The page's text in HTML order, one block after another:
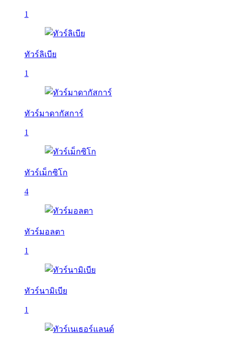
1
ทัวร์ลิเบีย
1
ทัวร์มาดากัสการ์
1
ทัวร์เม็กซิโก
4
ทัวร์มอลตา
1
ทัวร์นามิเบีย
1